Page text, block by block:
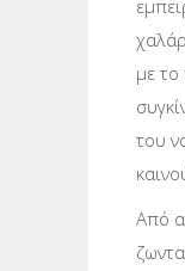
με το
του
Από